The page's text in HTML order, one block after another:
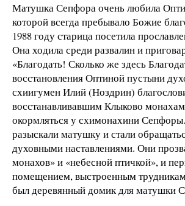
Матушка Сепфора очень любила
которой всегда пребывало Божие
1988 году старица посетила
Она ходила среди развалин и
«Благодать! Сколько же здесь
восстановления Оптиной пустыни
схиигумен Илий (Ноздрин)
восстанавливавшим Клыково
окормляться у схимонахини
разыскали матушку и стали
духовными наставлениями. Они
монахов» и «небесной птичкой», и
помещением, выстроенным
был деревянный домик для матушки